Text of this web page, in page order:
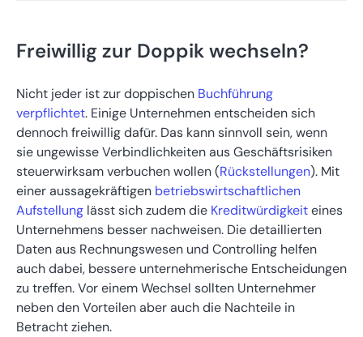
Freiwillig zur Doppik wechseln?
Nicht jeder ist zur doppischen Buchführung
verpflichtet. Einige Unternehmen entscheiden sich
dennoch freiwillig dafür. Das kann sinnvoll sein, wenn
sie ungewisse Verbindlichkeiten aus Geschäftsrisiken
steuerwirksam verbuchen wollen (Rückstellungen). Mit
einer aussagekräftigen betriebswirtschaftlichen
Aufstellung lässt sich zudem die Kreditwürdigkeiteines
Unternehmens besser nachweisen. Die detaillierten
Daten aus Rechnungswesen und Controlling helfen
auch dabei, bessere unternehmerische Entscheidungen
zu treffen. Vor einem Wechsel sollten Unternehmer
neben den Vorteilen aber auch die Nachteile in
Betracht ziehen.